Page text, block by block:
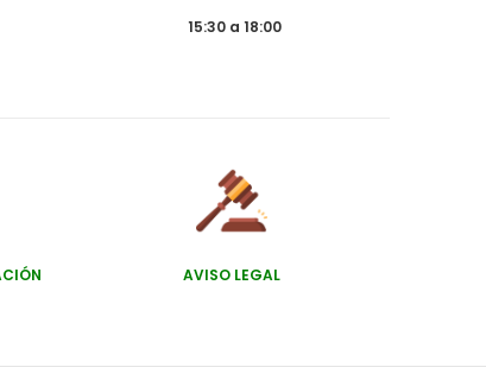
15:30 a 18:00
AVISO LEGAL